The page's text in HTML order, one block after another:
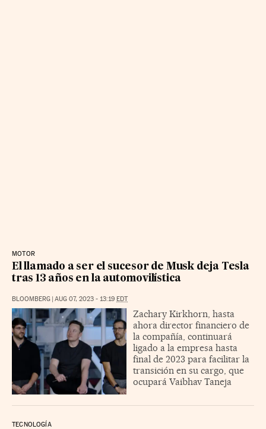
MOTOR
El llamado a ser el sucesor de Musk deja Tesla
tras 13 años en la automovilística
BLOOMBERG | AUG 07, 2023 - 13:19 EDT
Zachary Kirkhorn, hasta
ahora director financiero de
la compañía, continuará
ligado a la empresa hasta
final de 2023 para facilitar la
transición en su cargo, que
ocupará Vaibhav Taneja
TECNOLOGÍA